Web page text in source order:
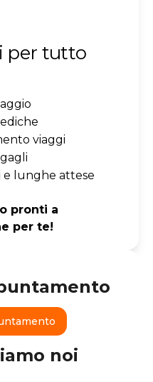
per tutto
viaggi
e lunghe attese
pronti a
per te!
noi